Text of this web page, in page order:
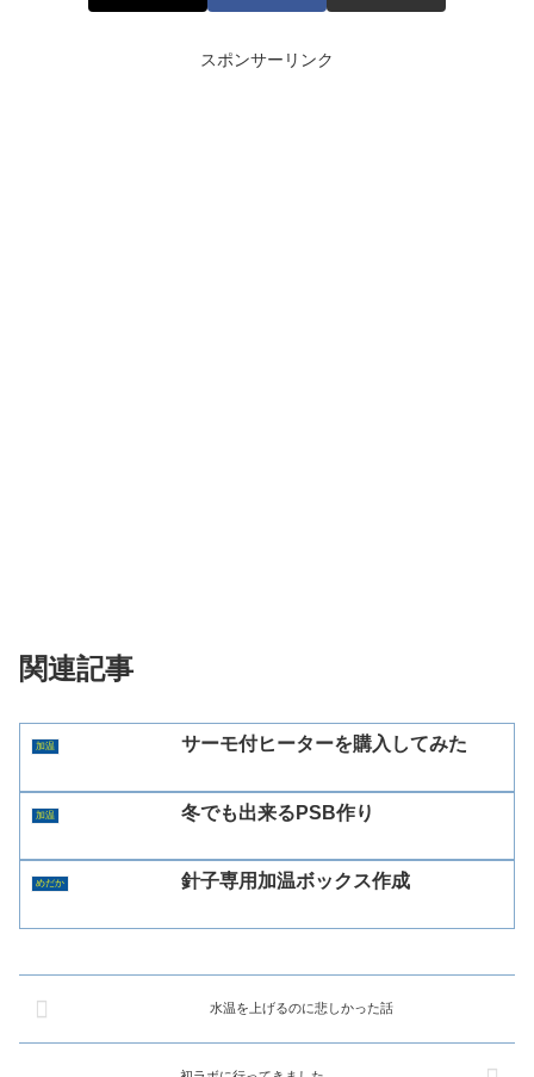
スポンサーリンク
関連記事
加温 サーモ付ヒーターを購入してみた
加温 冬でも出来るPSB作り
めだか 針子専用加温ボックス作成
水温を上げるのに悲しかった話